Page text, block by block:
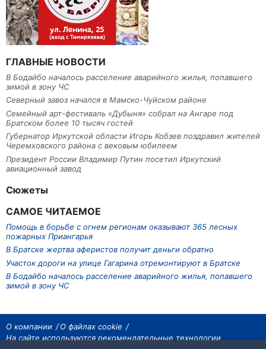
ГЛАВНЫЕ НОВОСТИ
В Бодайбо началось расселение аварийного жилья, попавшего
зимой в зону ЧС
Северный завоз начался в Мамско-Чуйском районе
Семейный арт-фестиваль «Дубыня» собрал на Ангаре под
Братском более 10 тысяч гостей
Губернатор Иркутской области Игорь Кобзев поздравил жителей
Черемховского района с вековым юбилеем
Президент России Владимир Путин посетил Иркутский
авиационный завод
Сюжеты
САМОЕ ЧИТАЕМОЕ
Помощь в борьбе с огнем регионам оказывают 365 лесных
пожарных Приангарья
В Братске жертва аферистов получит деньги обратно
Участок дороги на улице Гагарина отремонтируют в Братске
В Бодайбо началось расселение аварийного жилья, попавшего
зимой в зону ЧС
О компании
О файлах cookie
На сайте используются рекомендательные технологии